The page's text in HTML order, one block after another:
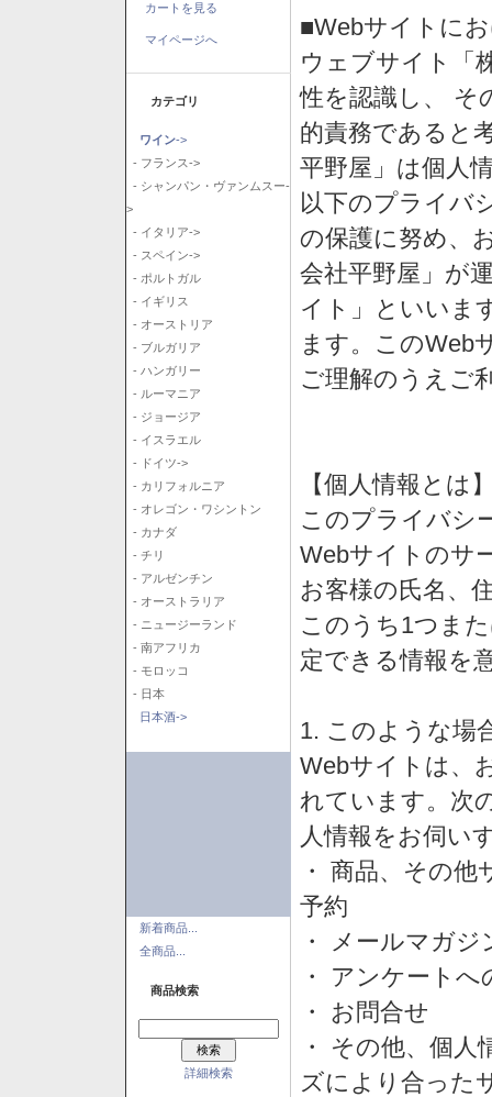
カートを見る
マイページへ
カテゴリ
ワイン->
- フランス->
- シャンパン・ヴァンムスー-
>
- イタリア->
- スペイン->
- ポルトガル
- イギリス
- オーストリア
- ブルガリア
- ハンガリー
- ルーマニア
- ジョージア
- イスラエル
- ドイツ->
- カリフォルニア
- オレゴン・ワシントン
- カナダ
- チリ
- アルゼンチン
- オーストラリア
- ニュージーランド
- 南アフリカ
- モロッコ
- 日本
日本酒->
新着商品...
全商品...
商品検索
詳細検索
■Webサイトに
ウェブサイト「
性を認識し、 そ
的責務であると
平野屋」は個人
以下のプライバ
の保護に努め、
会社平野屋」が
イト」といいま
ます。このWeb
ご理解のうえご
【個人情報とは
このプライバシ
Webサイトのサ
お客様の氏名、
このうち1つま
定できる情報を
1. このような場
Webサイトは、
れています。次
人情報をお伺い
・ 商品、その
予約
・ メールマガ
・ アンケートへ
・ お問合せ
・ その他、個
ズにより合った